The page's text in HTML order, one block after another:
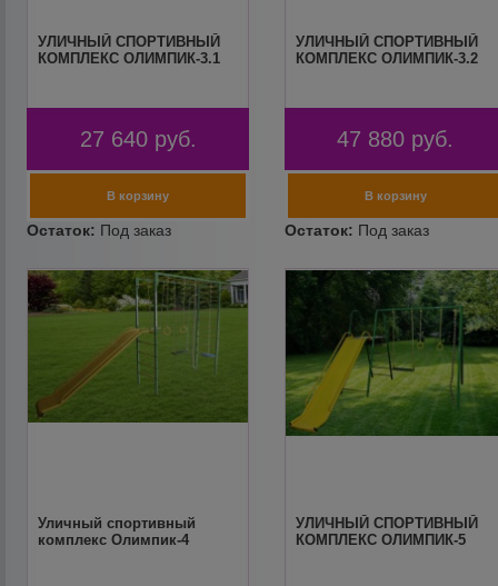
УЛИЧНЫЙ СПОРТИВНЫЙ
КОМПЛЕКС ОЛИМПИК-3.1
27 640 руб.
УЛИЧНЫЙ СПОРТИВНЫЙ
КОМПЛЕКС ОЛИМПИК-3.2
47 880 руб.
Уличный спортивный
комплекс Олимпик-4
УЛИЧНЫЙ СПОРТИВНЫЙ
КОМПЛЕКС ОЛИМПИК-5